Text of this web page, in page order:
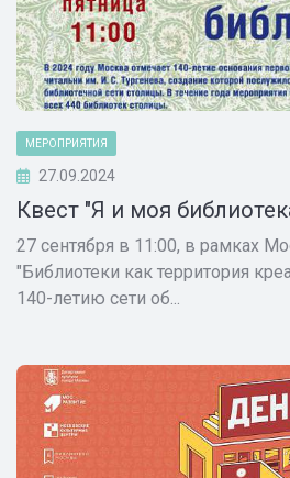
МЕРОПРИЯТИЯ
27.09.2024
Квест "Я и моя
27 сентября в 11:00, в рамках
"Библиотеки как территория
140-летию сети об...